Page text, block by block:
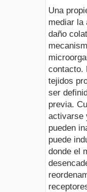
Una
mediar la
daño
contacto.
tejidos
ser
previa.
activarse
pueden
puede
donde el